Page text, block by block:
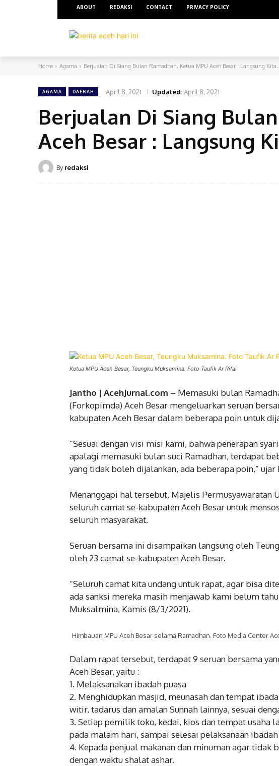
ABOUT REDAKSI CONTACT PRIVACY POLICY
Home Agama Berjualan Di Siang Bulan Ramadhan, Ketua MPU Aceh Besar : Langsung
AGAMA DAERAH April 8, 2021 Updated:April 8, 2021
Berjualan Di Siang
Aceh Besar : Langsung
By redaksi
Ketua MPU Aceh Besar, Teungku Muksamina. Foto Taufik Ar Rifai
Jantho | AcehJurnal.com – Memasuki bulan
(Forkopimda) Aceh Besar mengeluarkan seruan
kabupaten Aceh Besar dalam beberapa poin untuk
“Sesuai dengan visi misi kami, bahwa penerapan
apalagi memasuki bulan suci Ramadhan, terdapat
yang tidak boleh dijalankan, ada beberapa poin,”
Menanggapi hal tersebut, Majelis Permusyawaratan
seluruh camat se-kabupaten Aceh Besar untuk
seluruh masyarakat.
Seruan bersama ini disampaikan langsung oleh
oleh 23 camat se-kabupaten Aceh Besar.
“Seluruh camat kita undang untuk rapat, agar bisa
ada sanksi mereka masih menjawab kami belum
Muksalmina, Kamis (8/3/2021).
Himbauan MPU Aceh Besar selama Ramadhan. Foto Media Center
Dalam rapat tersebut, terdapat 9 seruan bersama
Aceh Besar, yaitu :
1. Melaksanakan ibadah puasa
2. Menghidupkan masjid, meunasah dan tempat
witir, tadarus dan amalan Sunnah lainnya, sesuai
3. Setiap pemilik toko, kedai, kios dan tempat usaha
pada malam hari, sampai selesai pelaksanaan
4. Kepada penjual makanan dan minuman agar tidak
dengan waktu shalat ashar.